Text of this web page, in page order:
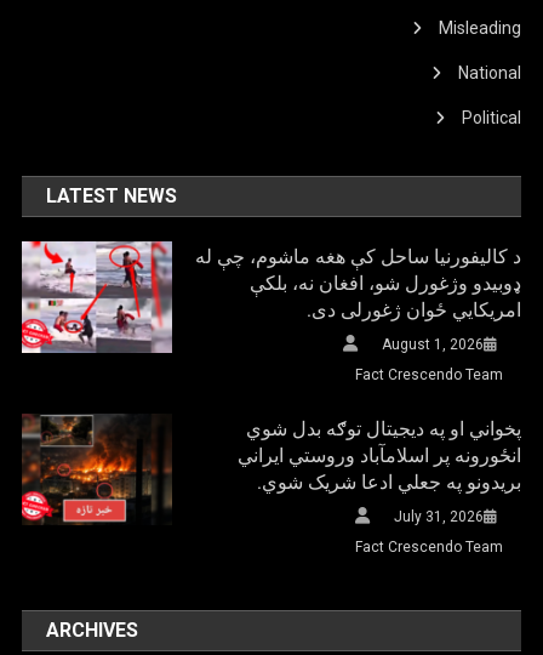
Misleading
National
Political
LATEST NEWS
د کالیفورنیا ساحل کې هغه ماشوم، چې له
ډوبیدو وژغورل شو، افغان نه، بلکې
امریکایي ځوان ژغورلی دی.
August 1, 2026
Fact Crescendo Team
پخواني او په دیجیتال توګه بدل شوي
انځورونه پر اسلامآباد وروستي ایراني
بريدونو په جعلي ادعا شریک شوي.
July 31, 2026
Fact Crescendo Team
ARCHIVES